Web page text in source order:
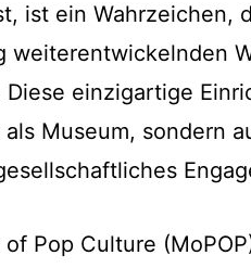
ist ein Wahrzeichen,
weiterentwickelnden
einzigartige
Museum, sondern
of Pop Culture